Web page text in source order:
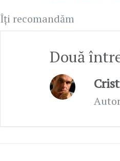
Îți recomandăm
Două